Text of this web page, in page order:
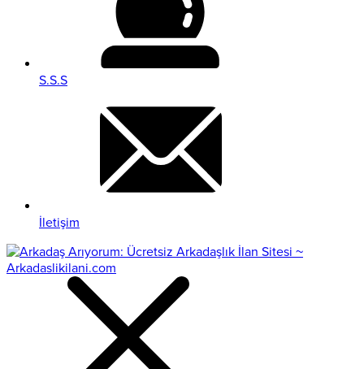
S.S.S
İletişim